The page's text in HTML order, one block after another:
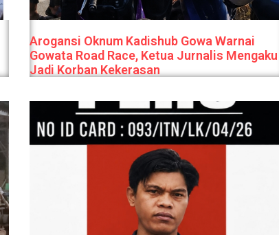
Arogansi Oknum Kadishub Gowa Warnai
Gowata Road Race, Ketua Jurnalis Mengaku
Jadi Korban Kekerasan